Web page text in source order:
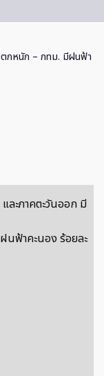
กหนัก – กทม. มีฝนฟ้า
ละภาคตะวันออก มี
ฟ้าคะนอง ร้อยละ